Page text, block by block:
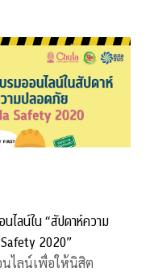
ไลน์ใน “สัปดาห์ความ
2020”
นไลน์เพื่อให้นิสิต